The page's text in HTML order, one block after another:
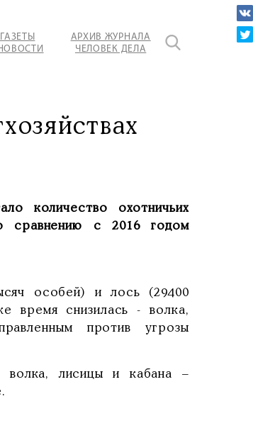
АРХИВ ЖУРНАЛА
ЧЕЛОВЕК ДЕЛА
количество охотничьих
сравнению с 2016 годом
особей) и лось (29400
время снизилась - волка,
против угрозы
волка, лисицы и кабана –